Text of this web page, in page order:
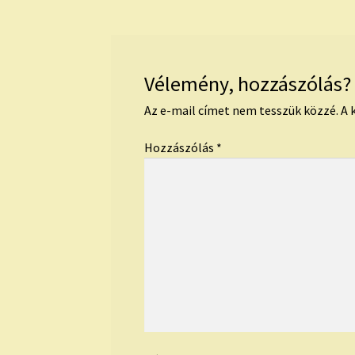
Vélemény, hozzászólás?
Az e-mail címet nem tesszük közzé. A
Hozzászólás *